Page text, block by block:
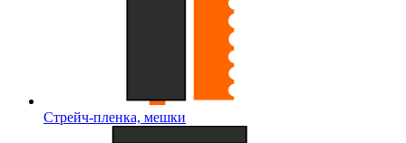
Стрейч-пленка, мешки